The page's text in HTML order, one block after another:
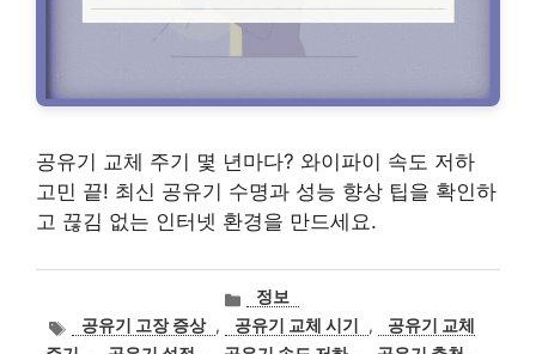
공유기 교체 주기 몇 년마다? 와이파이 속도 저하
고민 끝! 최신 공유기 수명과 성능 향상 팁을 확인하
고 끊김 없는 인터넷 환경을 만드세요.
카
테
고
정보
태
그
공유기 고장 증상 , 공유기 교체 시기 ,
공유기 교체